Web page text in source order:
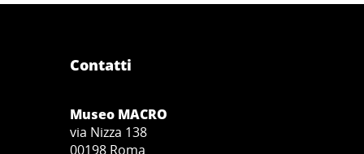
Contatti
Museo MACRO
via Nizza 138
00198 Roma